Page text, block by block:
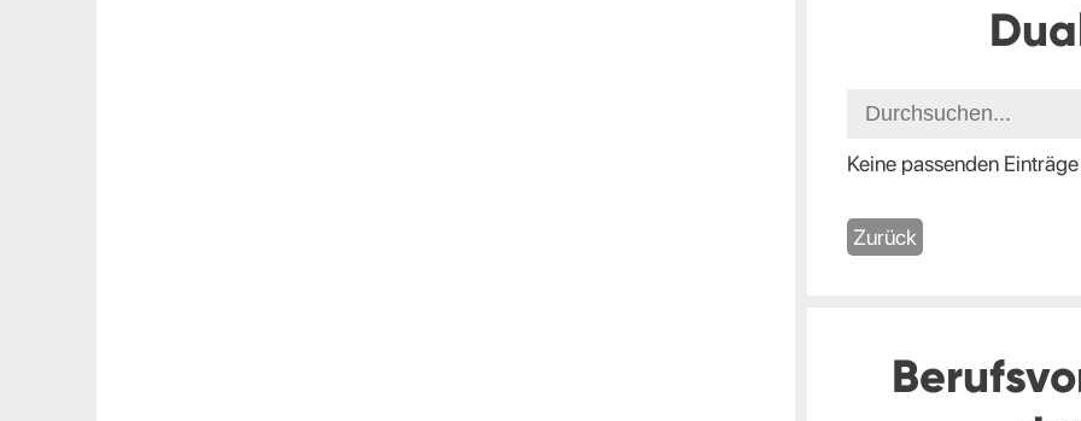
Keine passenden
Zurück